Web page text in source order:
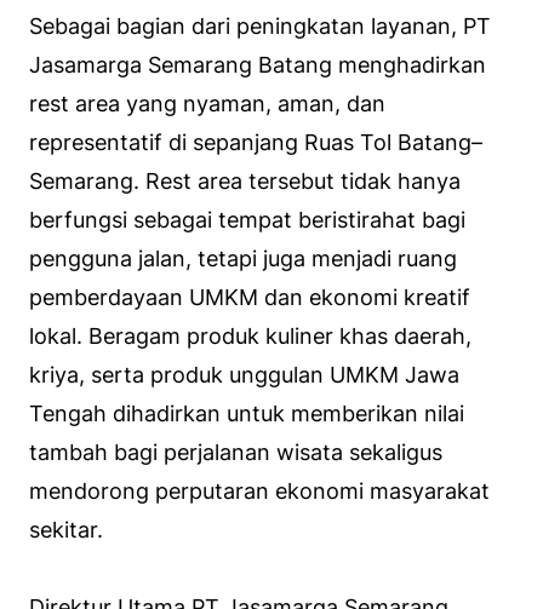
Sebagai bagian dari peningkatan layanan, PT
Jasamarga Semarang Batang menghadirkan
rest area yang nyaman, aman, dan
representatif di sepanjang Ruas Tol Batang–
Semarang. Rest area tersebut tidak hanya
berfungsi sebagai tempat beristirahat bagi
pengguna jalan, tetapi juga menjadi ruang
pemberdayaan UMKM dan ekonomi kreatif
lokal. Beragam produk kuliner khas daerah,
kriya, serta produk unggulan UMKM Jawa
Tengah dihadirkan untuk memberikan nilai
tambah bagi perjalanan wisata sekaligus
mendorong perputaran ekonomi masyarakat
sekitar.